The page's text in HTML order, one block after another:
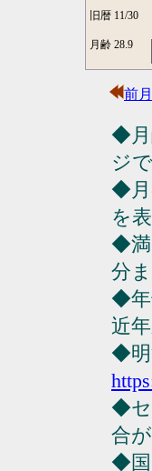
旧暦 11/30
月齢 28.9
前月
◆月
ジ
◆月
を
◆満
分
◆年
近
◆明
◆セ
合
◆国